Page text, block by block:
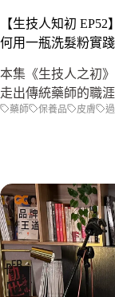
【生技人知初
何用一瓶洗髮粉實
本集《生技人之初
走出傳統藥師的職
藥師 保養品 皮膚